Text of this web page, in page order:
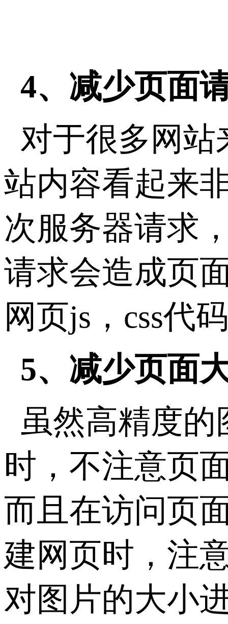
4、减少页面
对于很多网站
站内容看起来
次服务器请求
请求会造成页
网页js，css代
5、减少页面
虽然高精度
时，不注意页
而且在访问页
建网页时，注
对图片的大小